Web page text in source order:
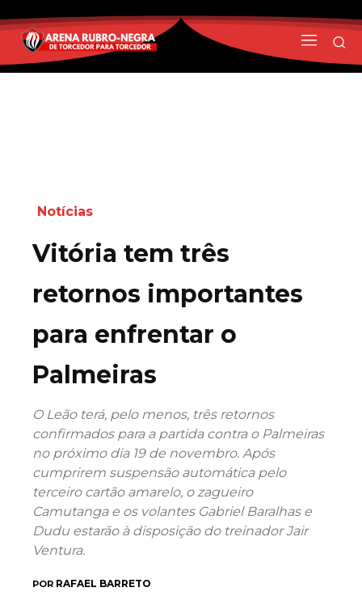
Notícias
Vitória tem três
retornos importantes
para enfrentar o
Palmeiras
O Leão terá, pelo menos, três retornos
confirmados para a partida contra o Palmeiras
no próximo dia 19 de novembro. Após
cumprirem suspensão automática pelo
terceiro cartão amarelo, o zagueiro
Camutanga e os volantes Gabriel Baralhas e
Dudu estarão à disposição do treinador Jair
Ventura.
POR RAFAEL BARRETO